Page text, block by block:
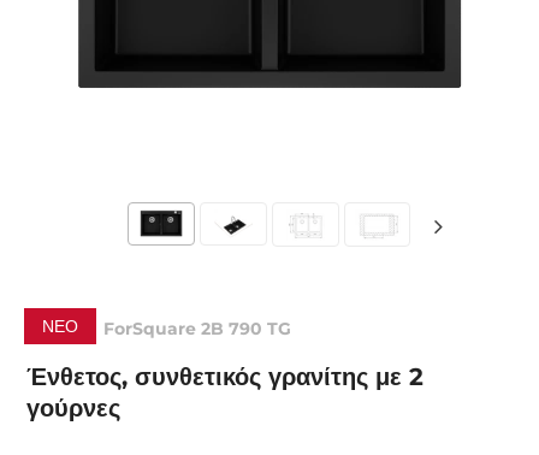
ΝΈΟ ForSquare 2B 790 TG
Ένθετος, συνθετικός γρανίτης με 2
γούρνες